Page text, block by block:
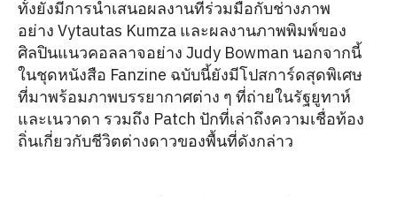
ทั้งยังมีการนำเสนอผลงานที่ร่วมมือกับช่างภาพ
อย่าง Vytautas Kumza และผลงานภาพพิมพ์ของ
ศิลปินแนวคอลลาจอย่าง Judy Bowman นอกจากนี้
ในชุดหนังสือ Fanzine ฉบับนี้ยังมีโปสการ์ดสุดพิเศษ
ที่มาพร้อมภาพบรรยากาศต่าง ๆ ที่ถ่ายในรัฐยูทาห์
และเนวาดา รวมถึง Patch ปักที่เล่าถึงความเชื่อท้อง
ถิ่นเกี่ยวกับชีวิตต่างดาวของพื้นที่ดังกล่าว